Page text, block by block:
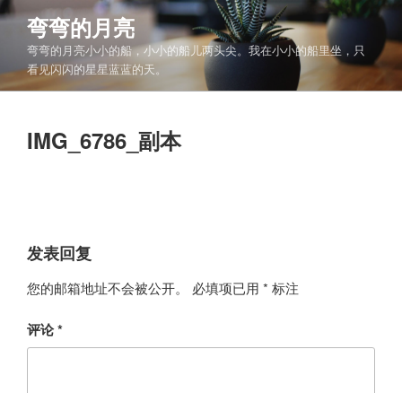
跳
容
弯弯的月亮
弯弯的月亮小小的船，小小的船儿两头尖。我在小小的船里坐，只
看见闪闪的星星蓝蓝的天。
IMG_6786_副本
发表回复
您的邮箱地址不会被公开。 必填项已用 * 标注
评论*